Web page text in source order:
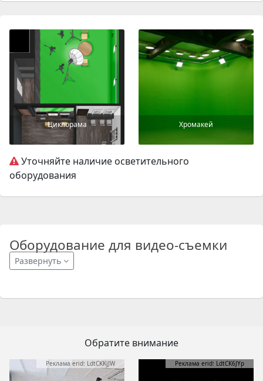
Циклорама Хромакей
Уточняйте наличие осветительного
оборудования
Оборудование для видео-съемки
Развернуть
Обратите внимание
Реклама erid: LdtCKKjJW Реклама erid: LdtCK6JYp